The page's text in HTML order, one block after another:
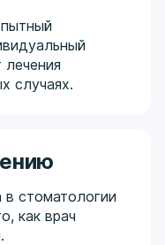
случаях.
в стоматологии
как врач